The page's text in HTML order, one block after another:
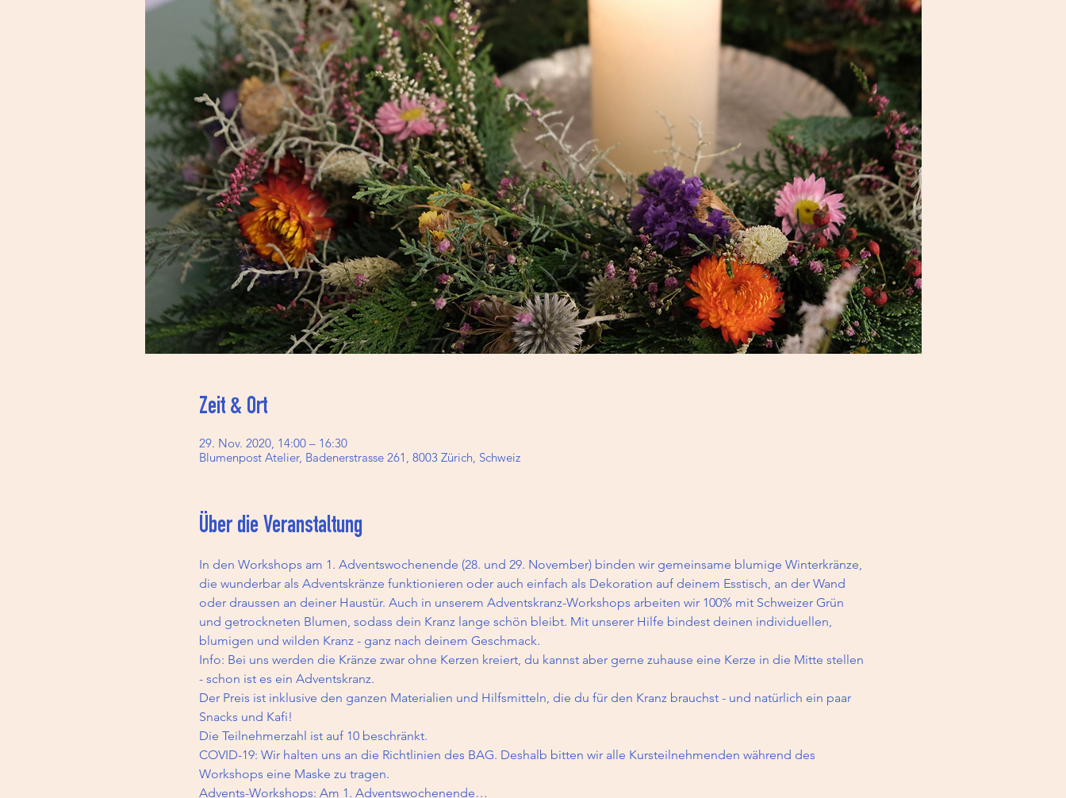
Zeit & Ort
29. Nov. 2020, 14:00 – 16:30
Blumenpost Atelier, Badenerstrasse 261, 8003 Zürich, Schweiz
Über die Veranstaltung
In den Workshops am 1. Adventswochenende (28. und 29. November) binden wir gemeinsame blumige Winterkränze,
die wunderbar als Adventskränze funktionieren oder auch einfach als Dekoration auf deinem Esstisch, an der Wand
oder draussen an deiner Haustür. Auch in unserem Adventskranz-Workshops arbeiten wir 100% mit Schweizer Grün
und getrockneten Blumen, sodass dein Kranz lange schön bleibt. Mit unserer Hilfe bindest deinen individuellen,
blumigen und wilden Kranz - ganz nach deinem Geschmack.
Info: Bei uns werden die Kränze zwar ohne Kerzen kreiert, du kannst aber gerne zuhause eine Kerze in die Mitte stellen
- schon ist es ein Adventskranz.
Der Preis ist inklusive den ganzen Materialien und Hilfsmitteln, die du für den Kranz brauchst - und natürlich ein paar
Snacks und Kafi!
Die Teilnehmerzahl ist auf 10 beschränkt.
COVID-19: Wir halten uns an die Richtlinien des BAG. Deshalb bitten wir alle Kursteilnehmenden während des
Workshops eine Maske zu tragen.
Advents-Workshops: Am 1. Adventswochenende…